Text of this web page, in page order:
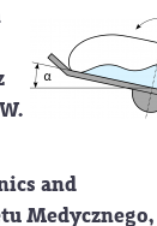
and
Medycznego,